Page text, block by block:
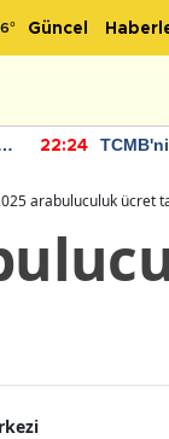
° Güncel
22:24
arabuluculuk ücret